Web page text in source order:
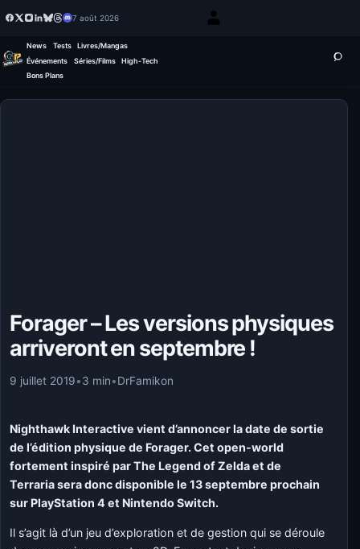
7 août 2026
News Tests
Livres/Mangas
Événements
Séries/Films
High-Tech
Bons Plans
Forager – Les versions physiques
arriveront en septembre !
9 juillet 2019•3 min•DrFamikon
Nighthawk Interactive vient d’annoncer la date de sortie
de l’édition physique de Forager. Cet open-world
fortement inspiré par The Legend of Zelda et de
Terraria sera donc disponible le 13 septembre prochain
sur PlayStation 4 et Nintendo Switch.
Il s’agit là d’un jeu d’exploration et de gestion qui se déroule